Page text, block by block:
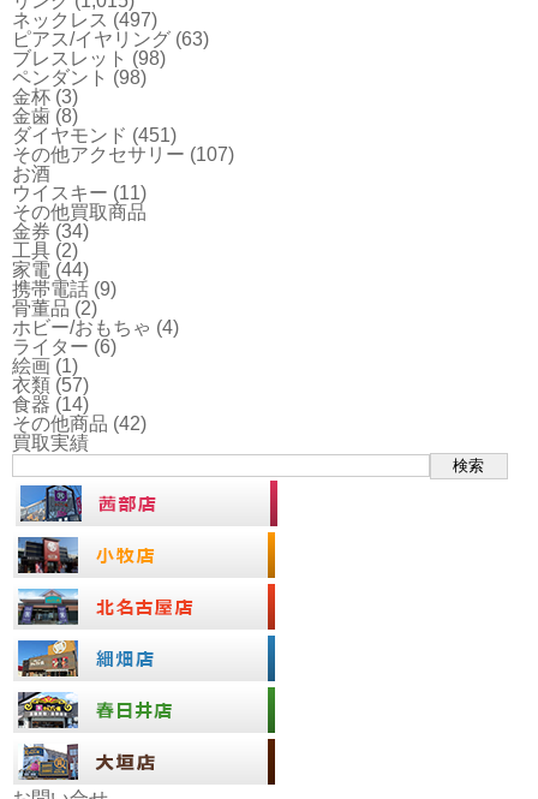
ネックレス (497)
ピアス/イヤリング (63)
ブレスレット (98)
ペンダント (98)
金杯 (3)
金歯 (8)
ダイヤモンド (451)
その他アクセサリー (107)
お酒
ウイスキー (11)
その他買取商品
金券 (34)
工具 (2)
家電 (44)
携帯電話 (9)
骨董品 (2)
ホビー/おもちゃ (4)
ライター (6)
絵画 (1)
衣類 (57)
食器 (14)
その他商品 (42)
買取実績
検索